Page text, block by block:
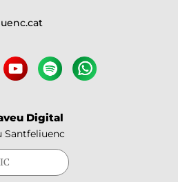
Digital
Santfeliuenc